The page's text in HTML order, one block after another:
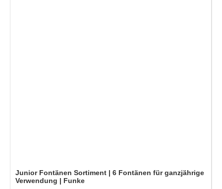
Junior Fontänen Sortiment | 6 Fontänen für ganzjährige
Verwendung | Funke